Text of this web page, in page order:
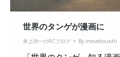
世界のタンゲが漫画に
井上功一のRCブログ By inouekouichi